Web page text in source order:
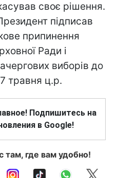
своє рішення.
підписав
припинення
Ради і
виборів до
травня ц.р.
Подпишитесь на
в Google!
там, где вам удобно!